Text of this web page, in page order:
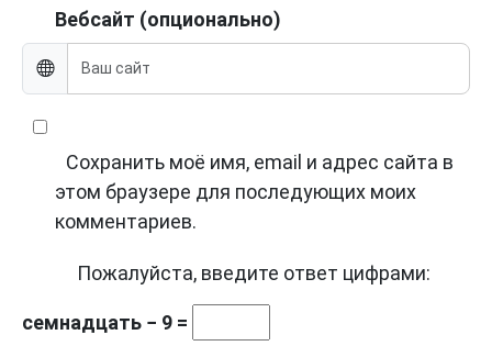
Вебсайт (опционально)
Сохранить моё имя, email и адрес сайта в
этом браузере для последующих моих
комментариев.
Пожалуйста, введите ответ цифрами:
семнадцать − 9 =